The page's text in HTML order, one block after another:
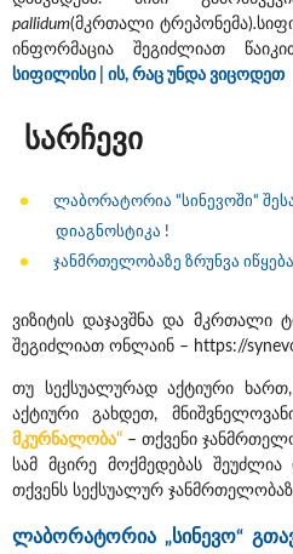
pallidum(მკრთალი ტრეპონემა).
ინფორმაცია შეგიძლიათ
სიფილისი | ის, რაც უნდა ვიცოდეთ
სარჩევი
ლაბორატორია “სინევოში“
დიაგნოსტიკა !
ჯანმრთელობაზე ზრუნვა
ვიზიტის დაჯავშნა და მკრთალი
შეგიძლიათ ონლაინ – https://
თუ სექსუალურად აქტიური
აქტიური გახდეთ,
მკურნალობა“ – თქვენი
სამ მცირე მოქმედებას
თქვენს სექსუალურ
ლაბორატორია „სინევო“